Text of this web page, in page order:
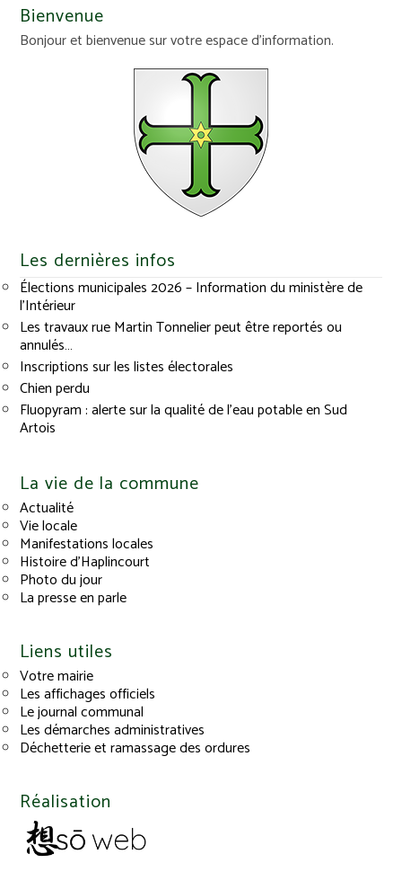
Bienvenue
Bonjour et bienvenue sur votre espace d'information.
Les dernières infos
Élections municipales 2026 – Information du ministère de
l’Intérieur
Les travaux rue Martin Tonnelier peut être reportés ou
annulés…
Inscriptions sur les listes électorales
Chien perdu
Fluopyram : alerte sur la qualité de l’eau potable en Sud
Artois
La vie de la commune
Actualité
Vie locale
Manifestations locales
Histoire d’Haplincourt
Photo du jour
La presse en parle
Liens utiles
Votre mairie
Les affichages officiels
Le journal communal
Les démarches administratives
Déchetterie et ramassage des ordures
Réalisation